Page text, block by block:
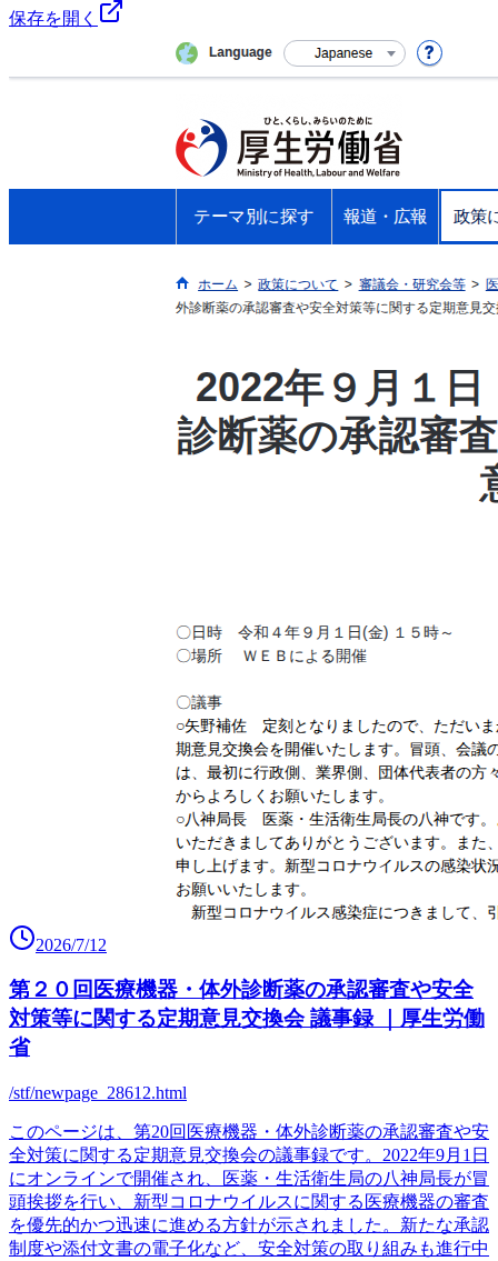
保存を開く
2026/7/12
第２０回医療機器・体外診断薬の承認審査や安全
対策等に関する定期意見交換会 議事録 ｜厚生労働
省
/stf/newpage_28612.html
このページは、第20回医療機器・体外診断薬の承認審査や安
全対策に関する定期意見交換会の議事録です。2022年9月1日
にオンラインで開催され、医薬・生活衛生局の八神局長が冒
頭挨拶を行い、新型コロナウイルスに関する医療機器の審査
を優先的かつ迅速に進める方針が示されました。新たな承認
制度や添付文書の電子化など、安全対策の取り組みも進行中